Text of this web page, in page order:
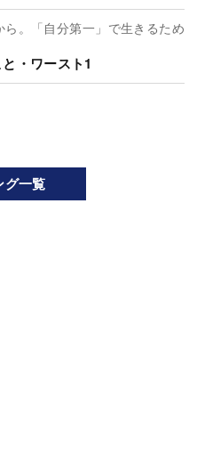
。「自分第一」で生きるため
・ワースト1
グ一覧